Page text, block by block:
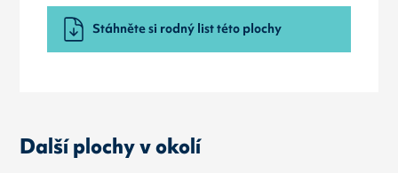
Stáhněte si rodný list této plochy
Další plochy v okolí